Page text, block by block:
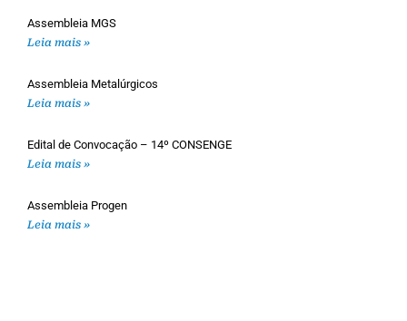
Assembleia MGS
Leia mais »
Assembleia Metalúrgicos
Leia mais »
Edital de Convocação – 14º CONSENGE
Leia mais »
Assembleia Progen
Leia mais »